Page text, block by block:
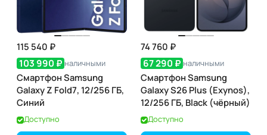
115 540 ₽
103 990 ₽ наличными
Смартфон Samsung
Galaxy Z Fold7, 12/256 ГБ,
Синий
Доступно
74 760 ₽
67 290 ₽ наличными
Смартфон Samsung
Galaxy S26 Plus (Exynos),
12/256 ГБ, Black (чёрный)
Доступно